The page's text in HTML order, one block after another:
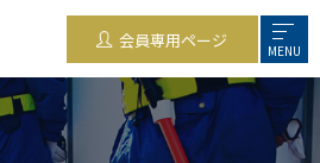
会員専用ページ MENU